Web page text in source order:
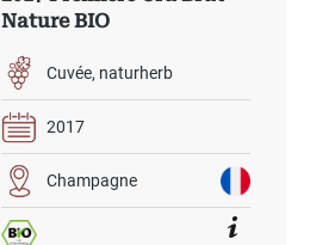
Nature BIO
Cuvée naturherb
2017
Champagne